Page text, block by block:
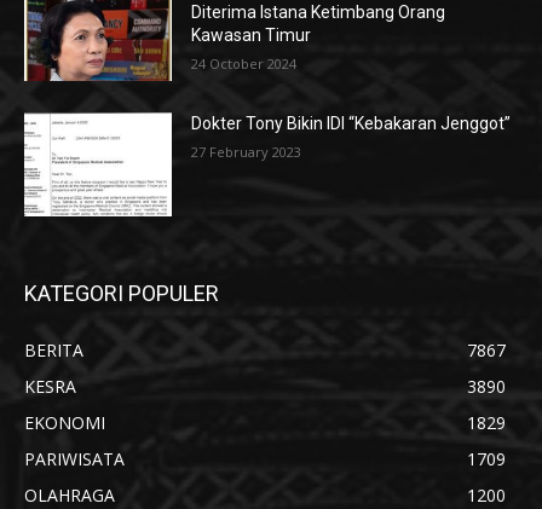
Diterima Istana Ketimbang Orang
Kawasan Timur
24 October 2024
Dokter Tony Bikin IDI “Kebakaran Jenggot”
27 February 2023
KATEGORI POPULER
BERITA
7867
KESRA
3890
EKONOMI
1829
PARIWISATA
1709
OLAHRAGA
1200